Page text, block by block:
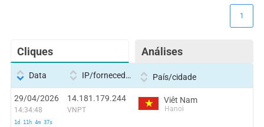
Cliques Análises
1
Data IP/fornecedor País/cidade
29/04/2026
14:34:48
1d 11h 4m 37s
14.181.179.244
VNPT
Viêt Nam
Hanoi